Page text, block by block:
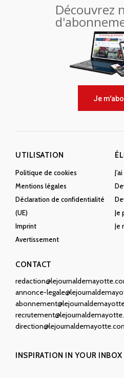
Découvrez
Je
UTILISATION
Politique de cookies
Mentions légales
Déclaration de confidentialité
(UE)
Imprint
Avertissement
Je
Je
CONTACT
annonce-
INSPIRATION IN YOUR INBOX